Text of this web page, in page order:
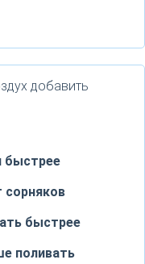
добавить
быстрее
сорняков
быстрее
поливать